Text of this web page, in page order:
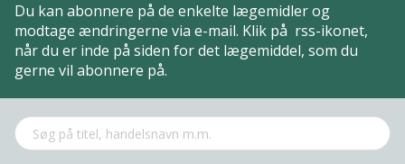
Du kan abonnere på de enkelte lægemidler og
modtage ændringerne via e-mail. Klik på rss-ikonet,
når du er inde på siden for det lægemiddel, som du
gerne vil abonnere på.